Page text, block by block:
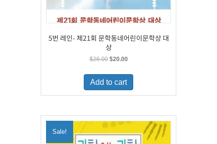
5번 레인- 제21회 문학동네어린이문학상 대
상
$26.00 Original
was:
$26.00.
$20.00Current
is:
$20.00.
Add to cart
Sale!